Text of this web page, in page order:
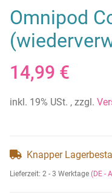
Omnipod
14,99 €
inkl. 19% USt. , zzgl.
Knapper
Lieferzeit: 2 - 3 Werktage (DE -